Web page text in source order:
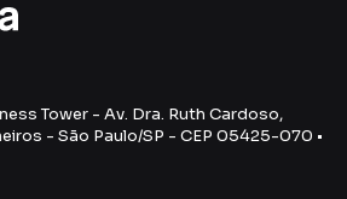
Tower - Av. Dra. Ruth Cardoso,
- São Paulo/SP - CEP 05425-070 •